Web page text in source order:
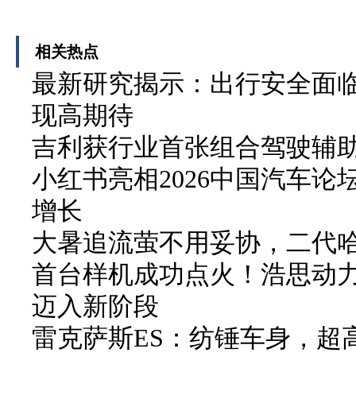
相关热点
最新研究揭示：出行安全面
现高期待
吉利获行业首张组合驾驶辅
小红书亮相2026中国汽车论
增长
大暑追流萤不用妥协，二代
首台样机成功点火！浩思动
迈入新阶段
雷克萨斯ES：纺锤车身，超